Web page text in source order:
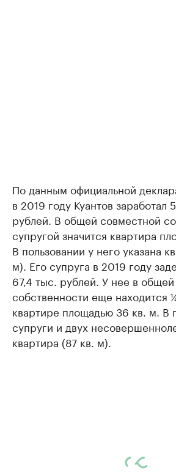
По данным официальной
в 2019 году Куантов заработал
рублей. В общей совместной
супругой значится квартира
В пользовании у него указана
м). Его супруга в 2019 году
67,4 тыс. рублей. У нее в
собственности еще находится
квартире площадью 36 кв. м. В
супруги и двух
квартира (87 кв. м).